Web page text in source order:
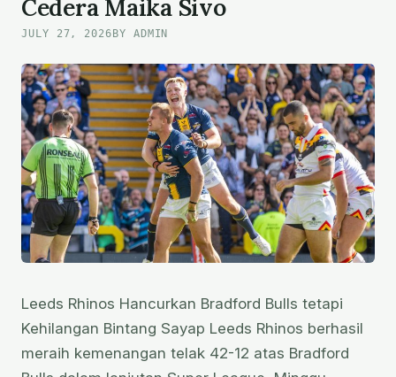
Cedera Maika Sivo
JULY 27, 2026 BY ADMIN
Leeds Rhinos Hancurkan Bradford Bulls tetapi
Kehilangan Bintang Sayap Leeds Rhinos berhasil
meraih kemenangan telak 42-12 atas Bradford